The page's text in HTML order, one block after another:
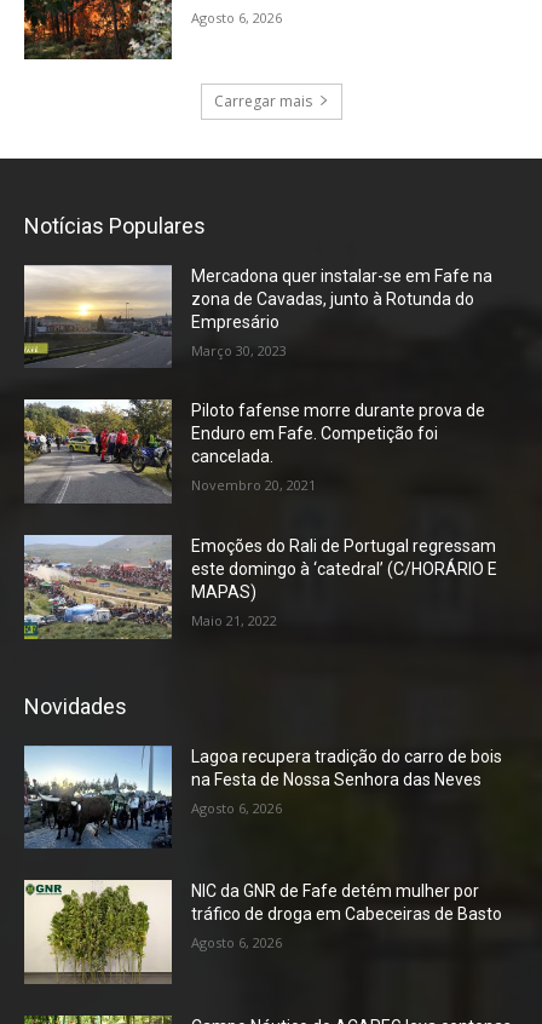
Agosto 6, 2026
Carregar mais
Notícias Populares
Mercadona quer instalar-se em Fafe na
zona de Cavadas, junto à Rotunda do
Empresário
Março 30, 2023
Piloto fafense morre durante prova de
Enduro em Fafe. Competição foi
cancelada.
Novembro 20, 2021
Emoções do Rali de Portugal regressam
este domingo à ‘catedral’ (C/HORÁRIO E
MAPAS)
Maio 21, 2022
Novidades
Lagoa recupera tradição do carro de bois
na Festa de Nossa Senhora das Neves
Agosto 6, 2026
NIC da GNR de Fafe detém mulher por
tráfico de droga em Cabeceiras de Basto
Agosto 6, 2026